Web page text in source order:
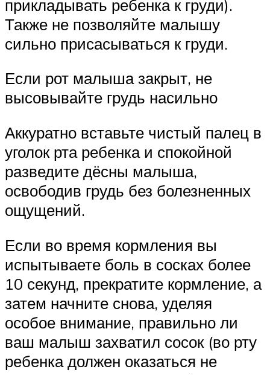
прикладывать ребенка к груди).
Также не позволяйте малышу
сильно присасываться к груди.
Если рот малыша закрыт, не
высовывайте грудь насильно
Аккуратно вставьте чистый палец в
уголок рта ребенка и спокойной
разведите дёсны малыша,
освободив грудь без болезненных
ощущений.
Если во время кормления вы
испытываете боль в сосках более
10 секунд, прекратите кормление, а
затем начните снова, уделяя
особое внимание, правильно ли
ваш малыш захватил сосок (во рту
ребенка должен оказаться не